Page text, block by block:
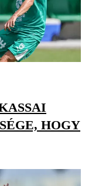
HOGY